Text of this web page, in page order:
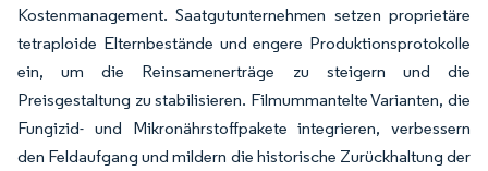
Kostenmanagement. Saatgutunternehmen setzen proprietäre
tetraploide Elternbestände und engere Produktionsprotokolle
ein, um die Reinsamenerträge zu steigern und die
Preisgestaltung zu stabilisieren. Filmummantelte Varianten, die
Fungizid- und Mikronährstoffpakete integrieren, verbessern
den Feldaufgang und mildern die historische Zurückhaltung der